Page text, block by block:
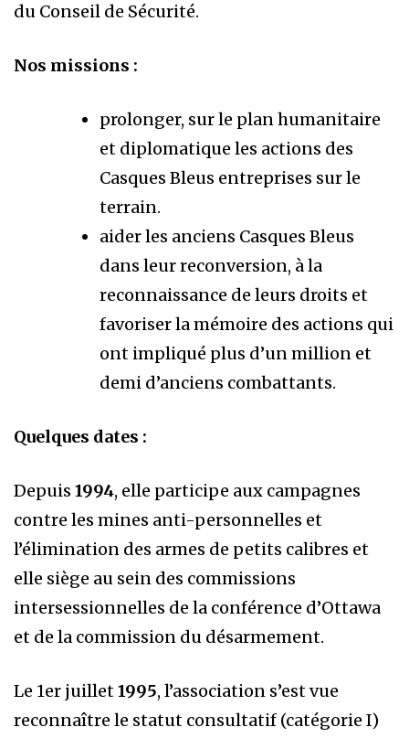
du Conseil de Sécurité.
Nos missions :
prolonger, sur le plan humanitaire
et diplomatique les actions des
Casques Bleus entreprises sur le
terrain.
aider les anciens Casques Bleus
dans leur reconversion, à la
reconnaissance de leurs droits et
favoriser la mémoire des actions qui
ont impliqué plus d’un million et
demi d’anciens combattants.
Quelques dates :
Depuis 1994, elle participe aux campagnes
contre les mines anti-personnelles et
l’élimination des armes de petits calibres et
elle siège au sein des commissions
intersessionnelles de la conférence d’Ottawa
et de la commission du désarmement.
Le 1er juillet1995, l’association s’est vue
reconnaître le statut consultatif (catégorie I)